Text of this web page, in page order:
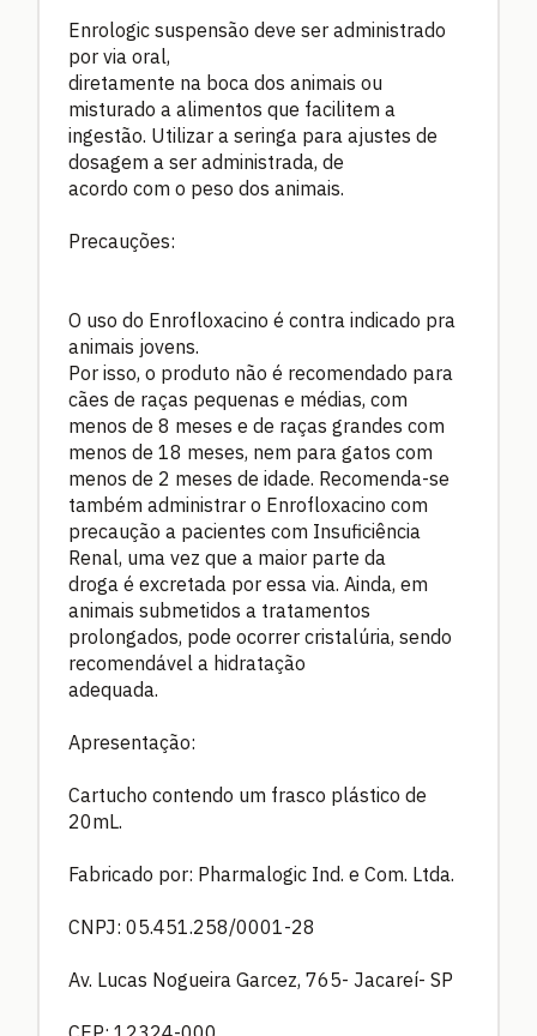
Enrologic suspensão deve ser administrado
por via oral,
diretamente na boca dos animais ou
misturado a alimentos que facilitem a
ingestão. Utilizar a seringa para ajustes de
dosagem a ser administrada, de
acordo com o peso dos animais.
Precauções:
O uso do Enrofloxacino é contra indicado pra
animais jovens.
Por isso, o produto não é recomendado para
cães de raças pequenas e médias, com
menos de 8 meses e de raças grandes com
menos de 18 meses, nem para gatos com
menos de 2 meses de idade. Recomenda-se
também administrar o Enrofloxacino com
precaução a pacientes com Insuficiência
Renal, uma vez que a maior parte da
droga é excretada por essa via. Ainda, em
animais submetidos a tratamentos
prolongados, pode ocorrer cristalúria, sendo
recomendável a hidratação
adequada.
Apresentação:
Cartucho contendo um frasco plástico de
20mL.
Fabricado por: Pharmalogic Ind. e Com. Ltda.
CNPJ: 05.451.258/0001-28
Av. Lucas Nogueira Garcez, 765- Jacareí- SP